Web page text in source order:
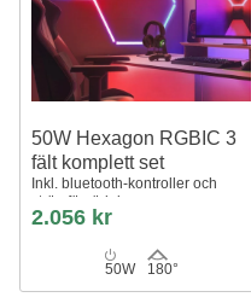
50W Hexagon RGBIC 3
fält komplett set
Inkl. bluetooth-kontroller och
strömförsörjning
2.056 kr
50W 180°